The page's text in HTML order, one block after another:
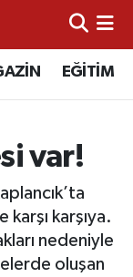
EĞİTİM
var!
karşıya.
nedeniyle
oluşan